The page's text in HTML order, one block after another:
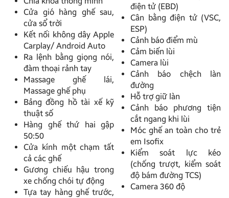
Cửa gió hàng ghế sau,
cửa sổ trời
Kết nối không dây Apple
Carplay/ Android Auto
Ra lệnh bằng giọng nói,
đàm thoại rảnh tay
Massage ghế lái,
Massage ghế phụ
Bảng đồng hồ tài xế kỹ
thuật số
Hàng ghế thứ hai gập
50:50
Cửa kính một chạm tất
cả các ghế
Gương chiếu hậu trong
xe chống chói tự động
Tựa tay hàng ghế trước,
điện tử (EBD)
Cân bằng điện tử (VSC,
ESP)
Cảnh báo điểm mù
Cảm biến lùi
Camera lùi
Cảnh báo chệch làn
đường
Hỗ trợ giữ làn
Cảnh báo phương tiện
cắt ngang khi lùi
Móc ghế an toàn cho trẻ
em Isofix
Kiểm soát lực kéo
(chống trượt, kiểm soát
độ bám đường TCS)
Camera 360 độ